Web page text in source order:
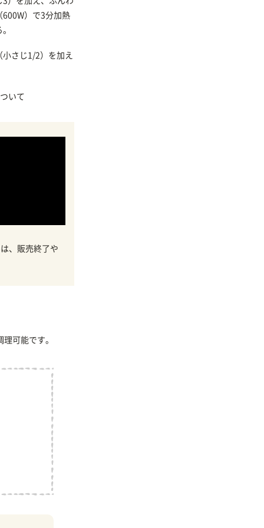
600W）で3分加熱
さじ1/2）を加え
いて
、販売終了や
可能です。